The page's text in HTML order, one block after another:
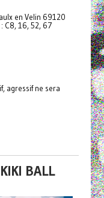
en Velin 69120
C8, 16, 52, 67
agressif ne sera
BALL